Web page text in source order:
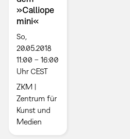
»Calliope
mini«
So,
20.05.2018
11:00 – 16:00
Uhr CEST
ZKM |
Zentrum für
Kunst und
Medien